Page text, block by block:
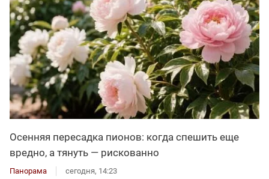
Осенняя пересадка пионов: когда спешить еще
вредно, а тянуть — рискованно
Панорама сегодня, 14:23